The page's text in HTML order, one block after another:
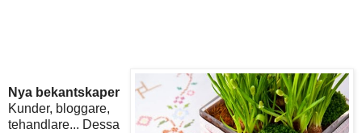
Nya bekantskaper
Kunder, bloggare,
tehandlare... Dessa